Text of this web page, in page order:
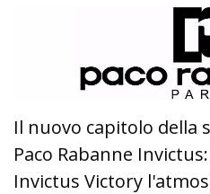
Il nuovo capitolo della
Paco Rabanne
Invictus Victory